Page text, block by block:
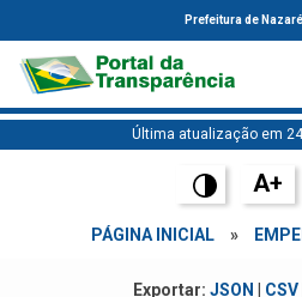
Prefeitura de
Última atualização em
A+
PÁGINA INICIAL »
Exportar: JSON CSV|